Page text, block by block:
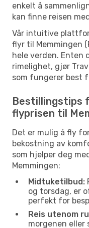
enkelt å
kan finne reisen
Vår intuitive
flyr til Memmingen
hele verden. Enten
rimelighet, gjør
som fungerer best
Bestillingstips
flyprisen til
Det er mulig å fly
bekostning av
som hjelper deg
Memmingen:
Midtuketilbud:
og torsdag, er
perfekt for
Reis utenom
morgenen eller